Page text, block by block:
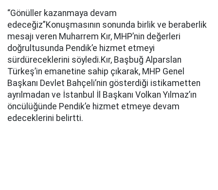
“Gönüller kazanmaya devam
edeceğiz”Konuşmasının sonunda birlik ve beraberlik
mesajı veren Muharrem Kır, MHP’nin değerleri
doğrultusunda Pendik’e hizmet etmeyi
sürdüreceklerini söyledi.Kır, Başbuğ Alparslan
Türkeş’in emanetine sahip çıkarak, MHP Genel
Başkanı Devlet Bahçeli’nin gösterdiği istikametten
ayrılmadan ve İstanbul İl Başkanı Volkan Yılmaz’ın
öncülüğünde Pendik’e hizmet etmeye devam
edeceklerini belirtti.